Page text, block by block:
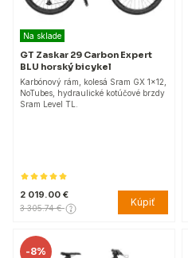
Na sklade
GT Zaskar 29 Carbon Expert
BLU horský bicykel
Karbónový rám, kolesá Sram GX 1x12,
NoTubes, hydraulické kotúčové brzdy
Sram Level TL.
2 019.00 €
3 305.74 € Kúpiť
-8%